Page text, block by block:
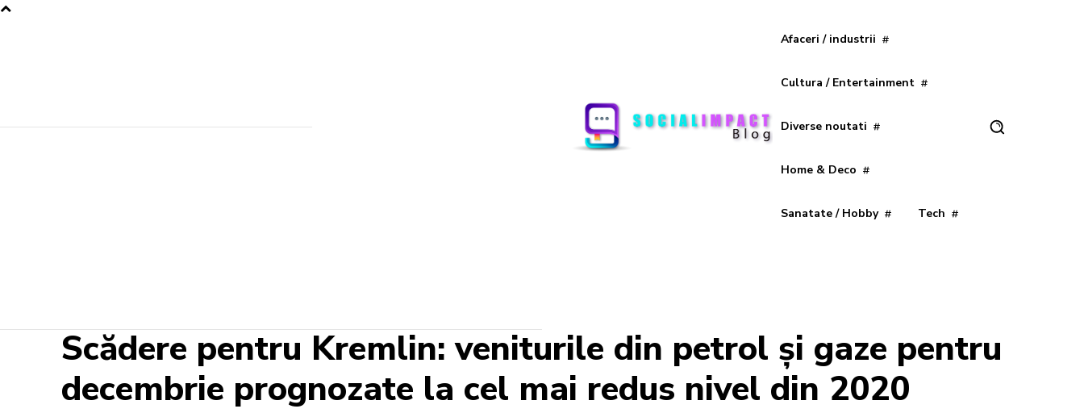
Afaceri / industrii
Cultura / Entertainment
Diverse noutati
Home & Deco
Sanatate / Hobby Tech
Scădere pentru Kremlin: veniturile din petrol și gaze pentru
decembrie prognozate la cel mai redus nivel din 2020